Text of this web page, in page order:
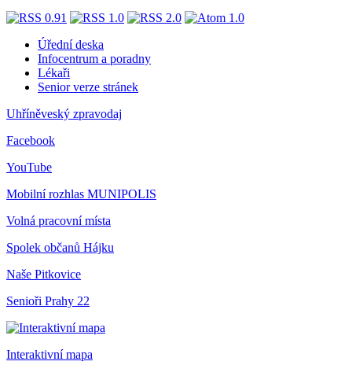
Úřední deska
Infocentrum a poradny
Lékaři
Senior verze stránek
Uhříněveský zpravodaj
Facebook
YouTube
Mobilní rozhlas MUNIPOLIS
Volná pracovní místa
Spolek občanů Hájku
Naše Pitkovice
Senioři Prahy 22
Interaktivní mapa